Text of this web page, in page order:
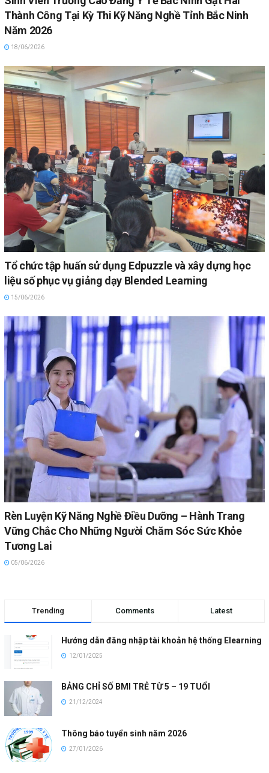
Thành Công Tại Kỳ Thi Kỹ Năng Nghề Tỉnh Bắc Ninh
Năm 2026
18/06/2026
Tổ chức tập huấn sử dụng Edpuzzle và xây dựng học
liệu số phục vụ giảng dạy Blended Learning
15/06/2026
Rèn Luyện Kỹ Năng Nghề Điều Dưỡng – Hành Trang
Vững Chắc Cho Những Người Chăm Sóc Sức Khỏe
Tương Lai
05/06/2026
Trending Comments Latest
Hướng dẫn đăng nhập tài khoản hệ thống Elearning
12/01/2025
BẢNG CHỈ SỐ BMI TRẺ TỪ 5 – 19 TUỔI
21/12/2024
Thông báo tuyển sinh năm 2026
27/01/2026